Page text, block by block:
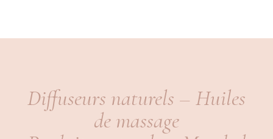
Diffuseurs naturels – Huiles
de massage